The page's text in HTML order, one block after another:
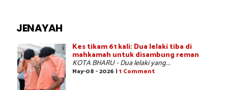
JENAYAH
Kes tikam 61 kali: Dua lelaki tiba di
mahkamah untuk disambung reman
KOTA BHARU - Dua lelaki yang...
May-08 - 2026 | 1 Comment